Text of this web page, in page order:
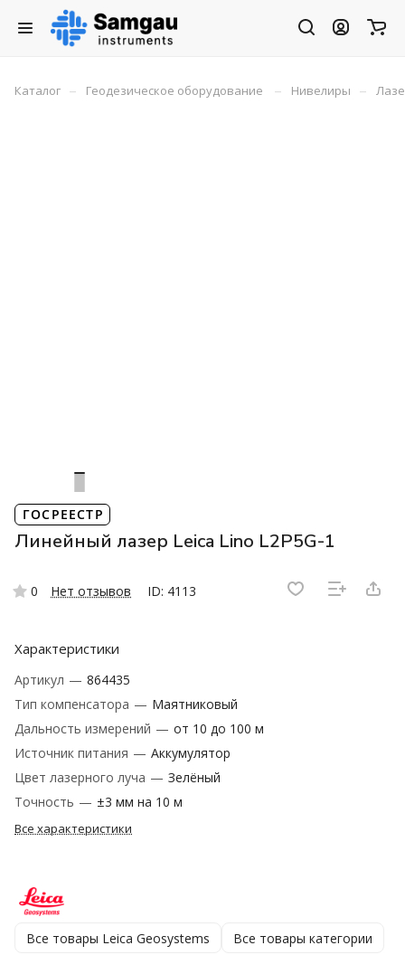
Каталог – Геодезическое оборудование – Нивелиры –
ГОСРЕЕСТР
Линейный лазер Leica Lino L2P5G-1
0 Нет отзывов ID: 4113
Характеристики
Артикул — 864435
Тип компенсатора — Маятниковый
Дальность измерений — от 10 до 100 м
Источник питания — Аккумулятор
Цвет лазерного луча — Зелёный
Точность — ±3 мм на 10 м
Все характеристики
Все товары Leica Geosystems Все товары категории